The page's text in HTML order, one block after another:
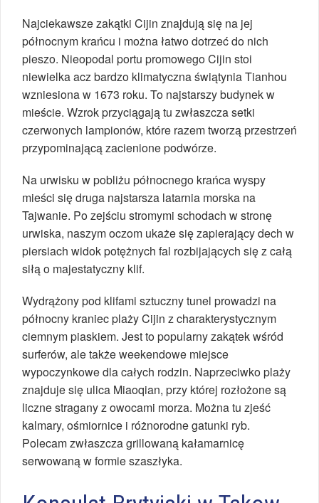
Najciekawsze zakątki Cijin znajdują się na jej
północnym krańcu i można łatwo dotrzeć do nich
pieszo. Nieopodal portu promowego Cijin stoi
niewielka acz bardzo klimatyczna świątynia Tianhou
wzniesiona w 1673 roku. To najstarszy budynek w
mieście. Wzrok przyciągają tu zwłaszcza setki
czerwonych lampionów, które razem tworzą przestrzeń
przypominającą zacienione podwórze.
Na urwisku w pobliżu północnego krańca wyspy
mieści się druga najstarsza latarnia morska na
Tajwanie. Po zejściu stromymi schodach w stronę
urwiska, naszym oczom ukaże się zapierający dech w
piersiach widok potężnych fal rozbijających się z całą
siłą o majestatyczny klif.
Wydrążony pod klifami sztuczny tunel prowadzi na
północny kraniec plaży Cijin z charakterystycznym
ciemnym piaskiem. Jest to popularny zakątek wśród
surferów, ale także weekendowe miejsce
wypoczynkowe dla całych rodzin. Naprzeciwko plaży
znajduje się ulica Miaoqian, przy której rozłożone są
liczne stragany z owocami morza. Można tu zjeść
kalmary, ośmiornice i różnorodne gatunki ryb.
Polecam zwłaszcza grillowaną kałamarnicę
serwowaną w formie szaszłyka.